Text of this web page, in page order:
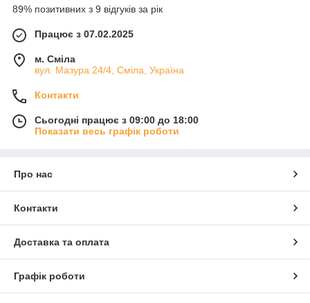
89% позитивних з 9 відгуків за рік
Працює з 07.02.2025
м. Сміла
вул. Мазура 24/4, Сміла, Україна
Контакти
Сьогодні працює з 09:00 до 18:00
Показати весь графік роботи
Про нас
Контакти
Доставка та оплата
Графік роботи